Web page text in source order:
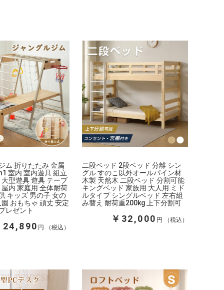
ム 折りたたみ 金属
室内 室内遊具 組立
型遊具 遊具 テーブ
内 家庭用 全体耐荷
キッズ 男の子 女の
おもちゃ 頑丈 安定
レゼント
24,890 円
二段ベッド 2段ベッド 分離 シン
グル すのこ以外オールパイン材
木製 天然木 二段ベッド 分割可能
キングベッド 家族用 大人用 ミド
ルタイプ シングルベッド 左右組
み替え 耐荷重200kg 上下分割可
￥32,000 円